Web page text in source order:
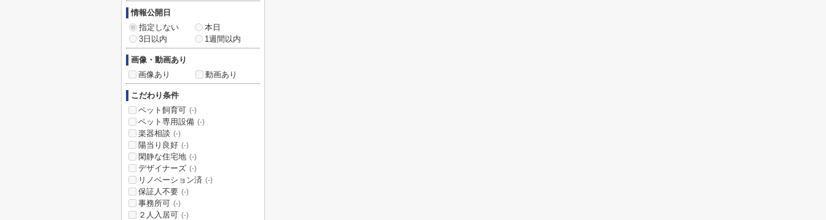
情報公開日
指定しない
本日
3日以内
1週間以内
画像・動画あり
画像あり
動画あり
こだわり条件
ペット飼育可 (-)
ペット専用設備 (-)
楽器相談 (-)
陽当り良好 (-)
閑静な住宅地 (-)
デザイナーズ (-)
リノベーション済 (-)
保証人不要 (-)
事務所可 (-)
２人入居可 (-)